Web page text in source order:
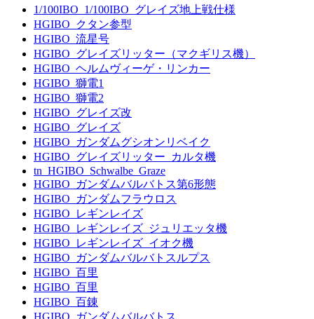
1/100IBO_1/100IBO_グレイズ地上戦仕様
HGIBO_クタン参型
HGIBO_流星号
HGIBO_グレイズリッター（マクギリス機）
HGIBO_ヘルムヴィーゲ・リンカー
HGIBO_獅電1
HGIBO_獅電2
HGIBO_グレイズ改
HGIBO_グレイズ
HGIBO_ガンダムグシオンリベイク
HGIBO_グレイズリッター_カルタ機
tn_HGIBO_Schwalbe_Graze
HGIBO_ガンダムバルバトス第6形態
HGIBO_ガンダムフラウロス
HGIBO_レギンレイズ
HGIBO_レギンレイズ_ジュリエッタ機
HGIBO_レギンレイズ_イオク機
HGIBO_ガンダムバルバトスルプス
HGIBO_百里
HGIBO_百里
HGIBO_百錬